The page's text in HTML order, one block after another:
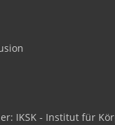
IKSK - Institut für